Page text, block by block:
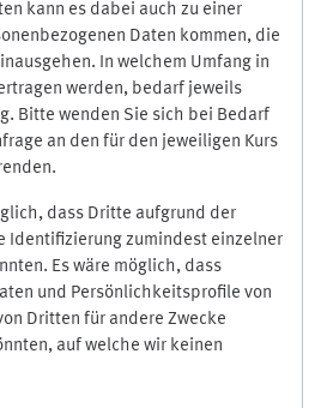
kann es dabei auch zu einer
Daten kommen, die
In welchem Umfang in
werden, bedarf jeweils
Bitte wenden Sie sich bei Bedarf
an den für den jeweiligen Kurs
dass Dritte aufgrund der
Identifizierung zumindest einzelner
Es wäre möglich, dass
und Persönlichkeitsprofile von
Dritten für andere Zwecke
auf welche wir keinen